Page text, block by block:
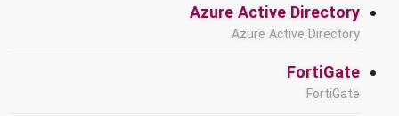
Azure Active Directory
Azure Active Directory
FortiGate
FortiGate